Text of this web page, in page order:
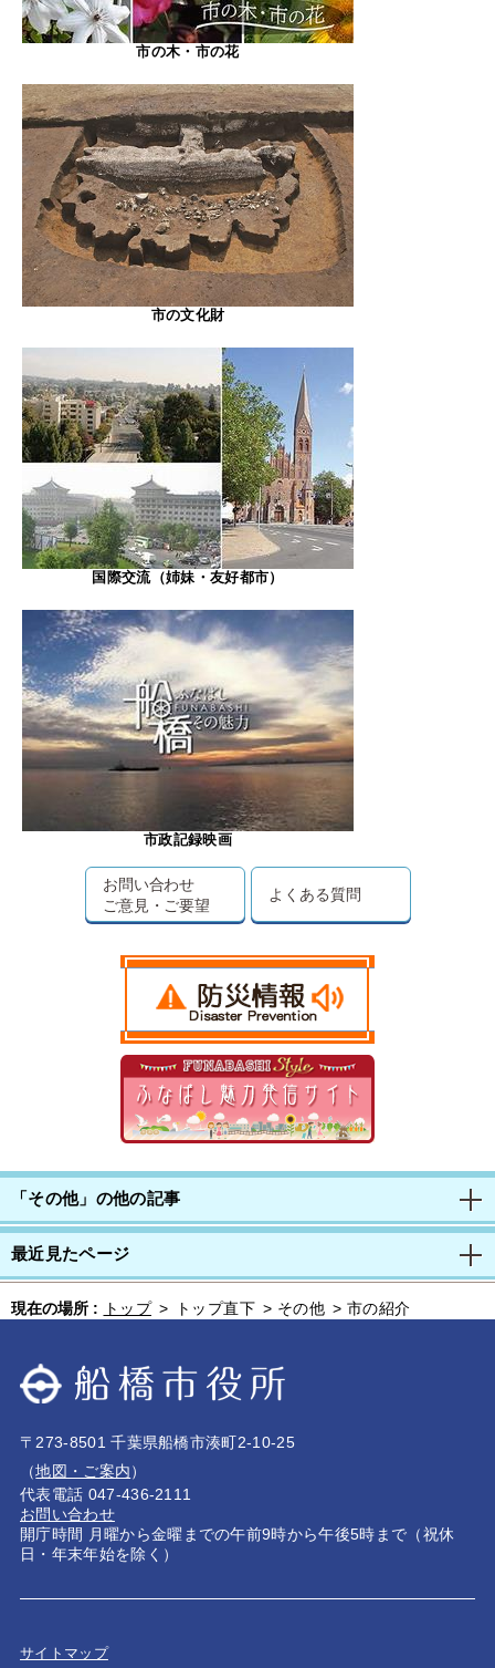
市の木・市の花
市の文化財
国際交流（姉妹・友好都市）
市政記録映画
お問い合わせ
ご意見・ご要望
よくある質問
「その他」の他の記事
最近見たページ
現在の場所 : トップ > トップ直下 > その他 > 市の紹介
〒273-8501 千葉県船橋市湊町2-10-25
（地図・ご案内）
代表電話 047-436-2111
お問い合わせ
開庁時間 月曜から金曜までの午前9時から午後5時まで（祝休
日・年末年始を除く）
サイトマップ